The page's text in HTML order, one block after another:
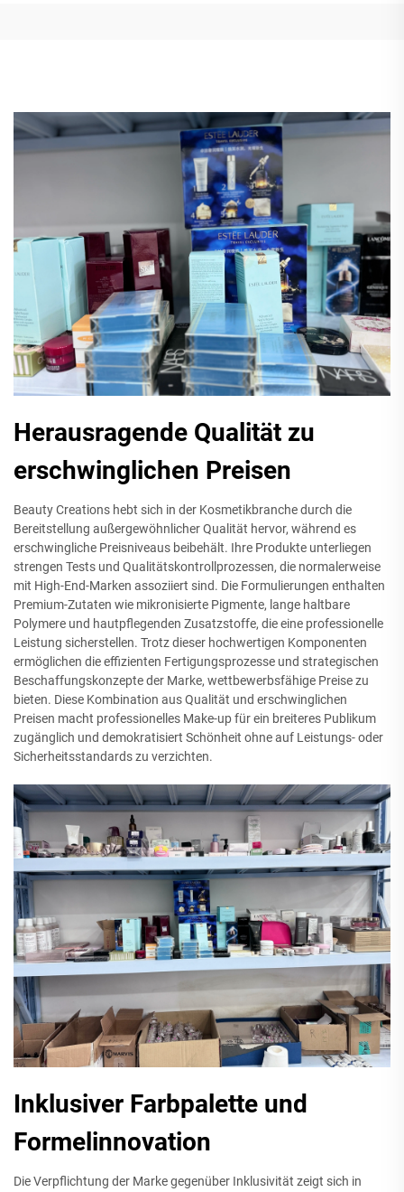
Herausragende Qualität zu
erschwinglichen Preisen
Beauty Creations hebt sich in der Kosmetikbranche durch die
Bereitstellung außergewöhnlicher Qualität hervor, während es
erschwingliche Preisniveaus beibehält. Ihre Produkte unterliegen
strengen Tests und Qualitätskontrollprozessen, die normalerweise
mit High-End-Marken assoziiert sind. Die Formulierungen enthalten
Premium-Zutaten wie mikronisierte Pigmente, lange haltbare
Polymere und hautpflegenden Zusatzstoffe, die eine professionelle
Leistung sicherstellen. Trotz dieser hochwertigen Komponenten
ermöglichen die effizienten Fertigungsprozesse und strategischen
Beschaffungskonzepte der Marke, wettbewerbsfähige Preise zu
bieten. Diese Kombination aus Qualität und erschwinglichen
Preisen macht professionelles Make-up für ein breiteres Publikum
zugänglich und demokratisiert Schönheit ohne auf Leistungs- oder
Sicherheitsstandards zu verzichten.
Inklusiver Farbpalette und
Formelinnovation
Die Verpflichtung der Marke gegenüber Inklusivität zeigt sich in